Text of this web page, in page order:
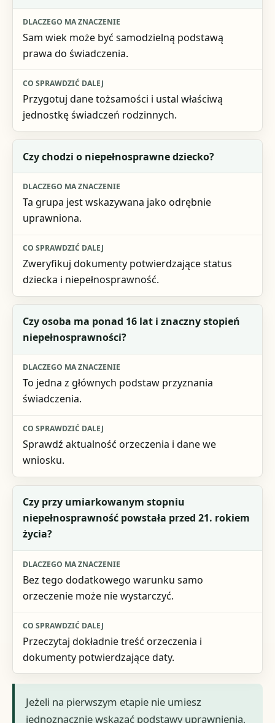
Dlaczego ma znaczenie
Co sprawdzić dalej
Sam wiek może być samodzielną podstawą
prawa do świadczenia.
Przygotuj dane tożsamości i ustal właściwą
jednostkę świadczeń rodzinnych.
Czy chodzi o niepełnosprawne dziecko?
Ta grupa jest wskazywana jako odrębnie
uprawniona.
Zweryfikuj dokumenty potwierdzające status
dziecka i niepełnosprawność.
Czy osoba ma ponad 16 lat i znaczny stopień
niepełnosprawności?
To jedna z głównych podstaw przyznania
świadczenia.
Sprawdź aktualność orzeczenia i dane we
wniosku.
Czy przy umiarkowanym stopniu
niepełnosprawność powstała przed 21. rokiem
życia?
Bez tego dodatkowego warunku samo
orzeczenie może nie wystarczyć.
Przeczytaj dokładnie treść orzeczenia i
dokumenty potwierdzające daty.
Jeżeli na pierwszym etapie nie umiesz
jednoznacznie wskazać podstawy uprawnienia,